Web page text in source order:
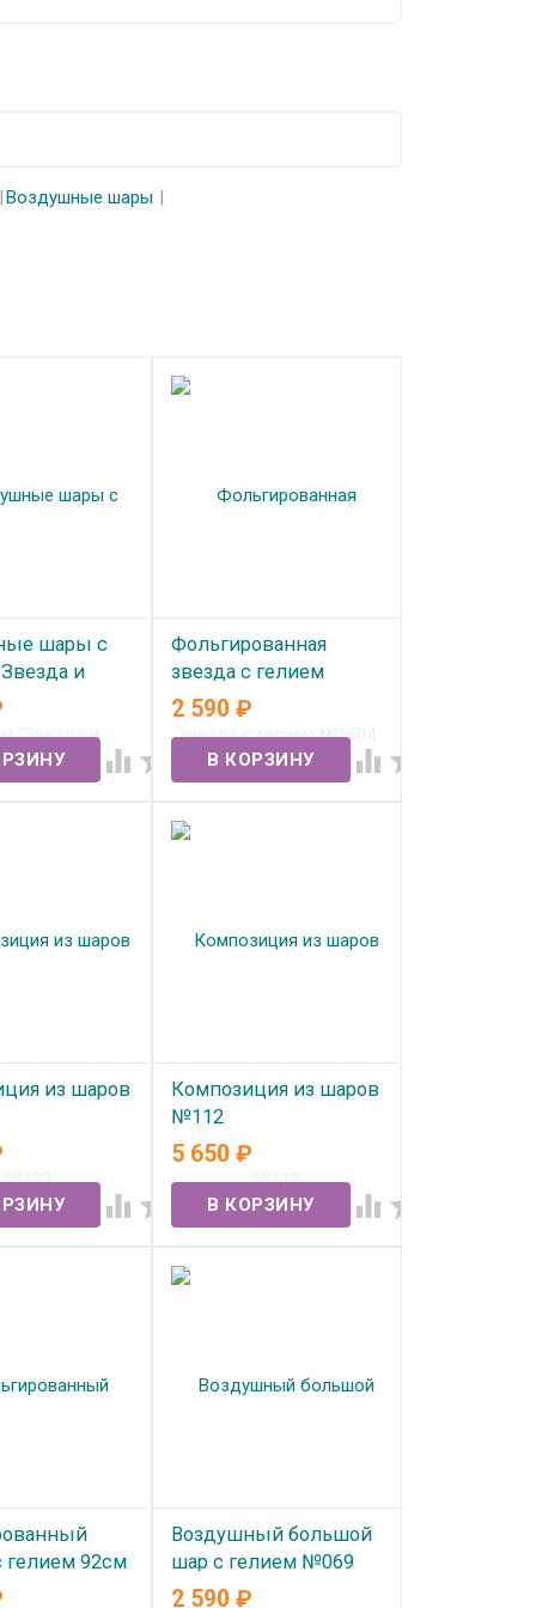
Воздушные шары
шары с
и
 
Фольгированная
звезда с гелием
№1604
В наличии
2 590₽
 
из шаров
 
Композиция из шаров
№112
В наличии
5 650₽
 
гелием 92см
Воздушный большой
шар с гелием №069
2 590₽